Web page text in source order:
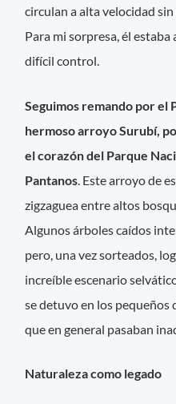
circulan a alta velocidad
Para mi sorpresa, él
difícil control.
Seguimos remando por el
hermoso arroyo Surubí,
el corazón del Parque
Pantanos . Este arroyo de
zigzaguea entre altos
Algunos árboles caídos
pero, una vez sorteados,
increíble escenario
se detuvo en los pequeños
que en general pasaban
Naturaleza como legado